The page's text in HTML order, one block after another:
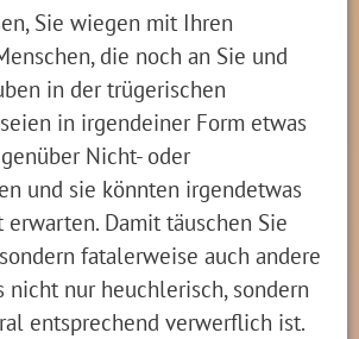
Sie wiegen mit Ihren
die noch an Sie und
in der trügerischen
in irgendeiner Form etwas
Nicht- oder
und sie könnten irgendetwas
Damit täuschen Sie
fatalerweise auch andere
nicht nur heuchlerisch, sondern
entsprechend verwerflich ist.